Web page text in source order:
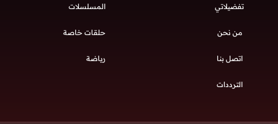
تفضيلاتي
من نحن
اتصل بنا
الترددات
المسلسلات
حلقات خاصة
رياضة